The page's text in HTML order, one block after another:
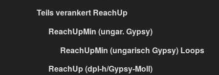
Teils verankert ReachUp
ReachUpMin (ungar. Gypsy)
ReachUpMin (ungarisch Gypsy) Loops
ReachUp (dpl-h/Gypsy-Moll)